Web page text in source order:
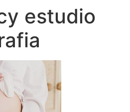
estudio